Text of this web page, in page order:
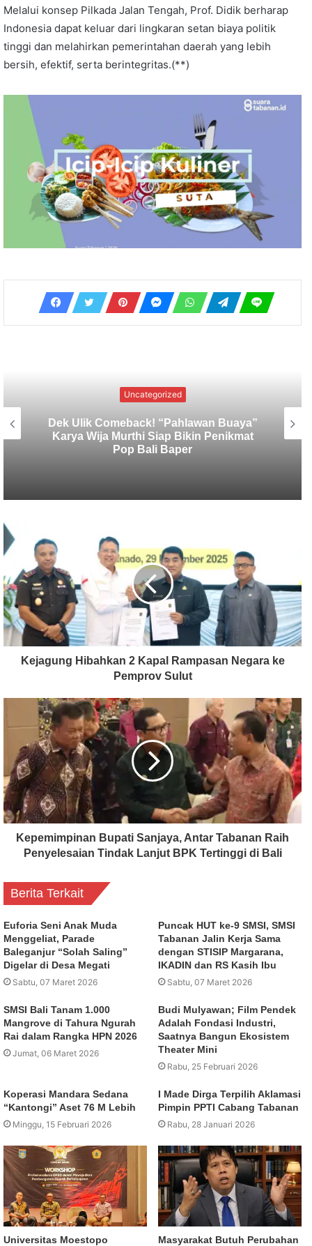
Melalui konsep Pilkada Jalan Tengah, Prof. Didik berharap
Indonesia dapat keluar dari lingkaran setan biaya politik
tinggi dan melahirkan pemerintahan daerah yang lebih
bersih, efektif, serta berintegritas.(**)
Uncategorized
Dana Karya Ngenteg Linggih Belum
Cukup, Desa Adat Banjar Bengkel Siap
Gelar Lomba Mancing Lagi
Kejagung Hibahkan 2 Kapal Rampasan Negara ke
Pemprov Sulut
Kepemimpinan Bupati Sanjaya, Antar Tabanan Raih
Penyelesaian Tindak Lanjut BPK Tertinggi di Bali
Berita Terkait
Euforia Seni Anak Muda
Menggeliat, Parade
Baleganjur “Solah Saling”
Digelar di Desa Megati
Sabtu, 07 Maret 2026
Puncak HUT ke-9 SMSI, SMSI
Tabanan Jalin Kerja Sama
dengan STISIP Margarana,
IKADIN dan RS Kasih Ibu
Sabtu, 07 Maret 2026
SMSI Bali Tanam 1.000
Mangrove di Tahura Ngurah
Rai dalam Rangka HPN 2026
Jumat, 06 Maret 2026
Budi Mulyawan; Film Pendek
Adalah Fondasi Industri,
Saatnya Bangun Ekosistem
Theater Mini
Rabu, 25 Februari 2026
Koperasi Mandara Sedana
“Kantongi” Aset 76 M Lebih
Minggu, 15 Februari 2026
I Made Dirga Terpilih Aklamasi
Pimpin PPTI Cabang Tabanan
Rabu, 28 Januari 2026
Universitas Moestopo
Masyarakat Butuh Perubahan